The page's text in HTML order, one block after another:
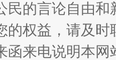
幌子
民的言论自由
的权益，请及
函来电说明本